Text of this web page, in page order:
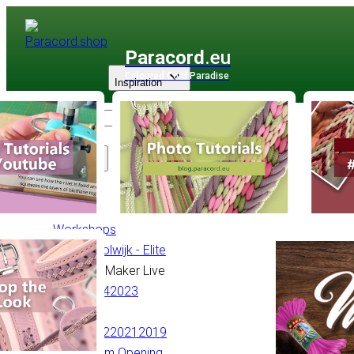
Paracord .eu
Coloured Cord Paradise
Sortiment
Inspiration
Workshops
Helmy Stolwijk - Elite
Meet the Maker Live
2025 20242023
KreaDoe
202320222021 2019